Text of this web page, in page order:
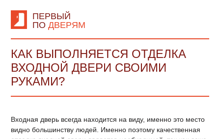
ПЕРВЫЙ
ПО ДВЕРЯМ
КАК ВЫПОЛНЯЕТСЯ ОТДЕЛКА
ВХОДНОЙ ДВЕРИ СВОИМИ
РУКАМИ?
Входная дверь всегда находится на виду, именно это место
видно большинству людей. Именно поэтому качественная